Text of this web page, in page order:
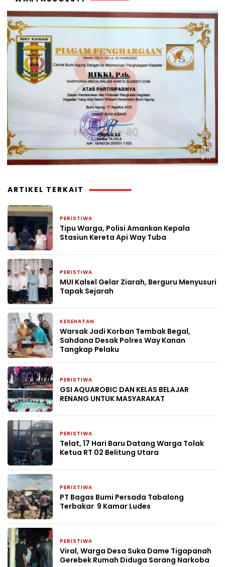
ARTIKEL TERKAIT
PERISTIWA
Tipu Warga, Polisi Amankan Kepala
Stasiun Kereta Api Way Tuba
PERISTIWA
MUI Kalsel Gelar Ziarah, Berguru Menyusuri
Tapak Sejarah
KESEHATAN
Warsak Jadi Korban Tembak Begal,
Sahdana Desak Polres Way Kanan
Tangkap Pelaku
PERISTIWA
GSI AQUAROBIC DAN KELAS BELAJAR
RENANG UNTUK MASYARAKAT
PERISTIWA
Telat, 17 Hari Baru Datang Warga Tolak
Ketua RT 02 Belitung Utara
PERISTIWA
PT Bagas Bumi Persada Tabalong
Terbakar 9 Kamar Ludes
PERISTIWA
Viral, Warga Desa Suka Dame Tigapanah
Gerebek Rumah Diduga Sarang Narkoba